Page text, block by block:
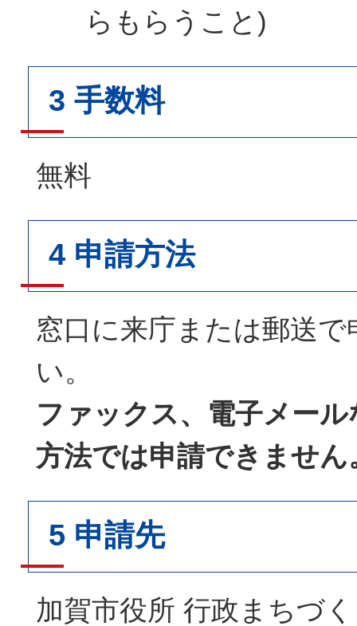
らもらうこと)
3 手数料
無料
4 申請方法
窓口に来庁または郵送
い。
ファックス、電子メー
方法では申請できません
5 申請先
加賀市役所 行政まちづ